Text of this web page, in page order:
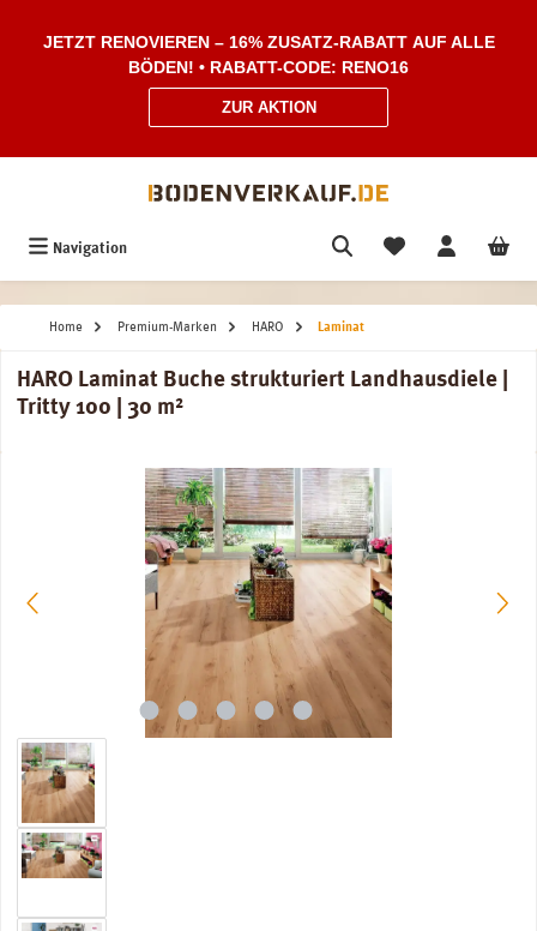
JETZT RENOVIEREN – 16% ZUSATZ-RABATT AUF ALLE
BÖDEN! • RABATT-CODE: RENO16
ZUR AKTION
Navigation
Home Premium-Marken HARO Laminat
HARO Laminat Buche strukturiert Landhausdiele |
Tritty 100 | 30 m²
Bildergalerie überspringen